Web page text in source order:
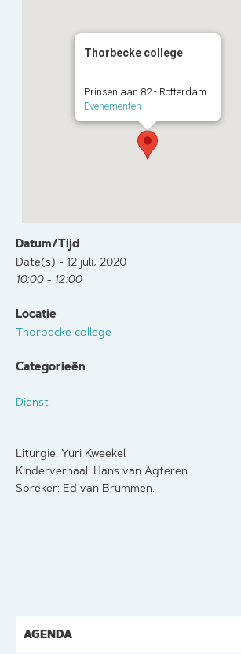
Thorbecke college
Prinsenlaan 82 - Rotterdam
Evenementen
Datum/Tijd
Date(s) - 12 juli, 2020
10:00 - 12:00
Locatie
Thorbecke college
Categorieën
Dienst
Liturgie: Yuri Kweekel
Kinderverhaal: Hans van Agteren
Spreker: Ed van Brummen.
AGENDA